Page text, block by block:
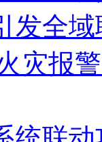
发全
灾报